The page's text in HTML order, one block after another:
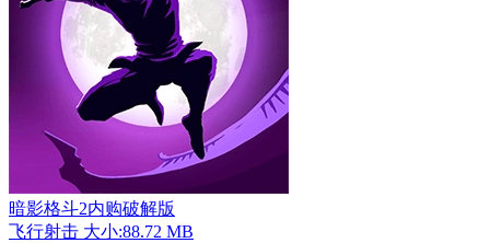
暗影格斗2内购破解版
飞行射击 大小:88.72 MB